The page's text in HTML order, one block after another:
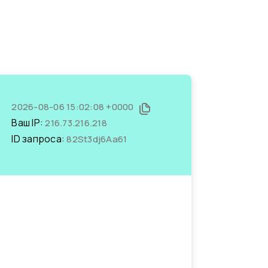
2026-08-06 15:02:08 +0000
Ваш IP:216.73.216.218
ID запроса:82St3dj6Aa61